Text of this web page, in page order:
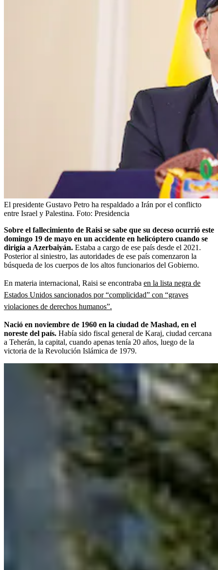
El presidente Gustavo Petro ha respaldado a Irán por el conflicto
entre Israel y Palestina. Foto: Presidencia
Sobre el fallecimiento de Raisi se sabe que su deceso ocurrió este
domingo 19 de mayo en un accidente en helicóptero cuando se
dirigía a Azerbaiyán. Estaba a cargo de ese país desde el 2021.
Posterior al siniestro, las autoridades de ese país comenzaron la
búsqueda de los cuerpos de los altos funcionarios del Gobierno.
En materia internacional, Raisi se encontraba en la lista negra de
Estados Unidos sancionados por “complicidad” con “graves
violaciones de derechos humanos”.
Nació en noviembre de 1960 en la ciudad de Mashad, en el
noreste del país. Había sido fiscal general de Karaj, ciudad cercana
a Teherán, la capital, cuando apenas tenía 20 años, luego de la
victoria de la Revolución Islámica de 1979.